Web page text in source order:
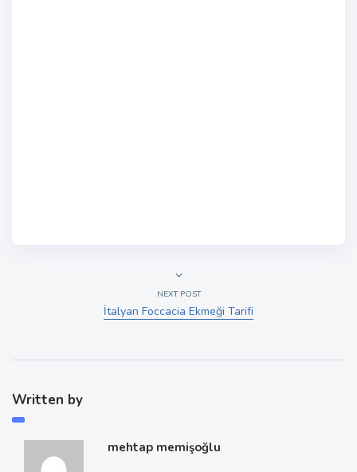
NEXT POST
İtalyan Foccacia Ekmeği Tarifi
Written by
mehtap memişoğlu